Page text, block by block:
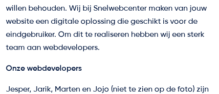
willen behouden. Wij bij Snelwebcenter maken van jouw
website een digitale oplossing die geschikt is voor de
eindgebruiker. Om dit te realiseren hebben wij een sterk
team aan webdevelopers.
Onze webdevelopers
Jesper, Jarik, Marten en Jojo (niet te zien op de foto) zijn